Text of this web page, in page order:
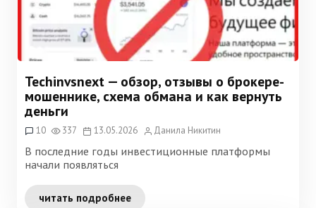
Techinvsnext — обзор, отзывы о брокере-
мошеннике, схема обмана и как вернуть
деньги
10 337 13.05.2026 Данила Никитин
В последние годы инвестиционные платформы
начали появляться
читать подробнее